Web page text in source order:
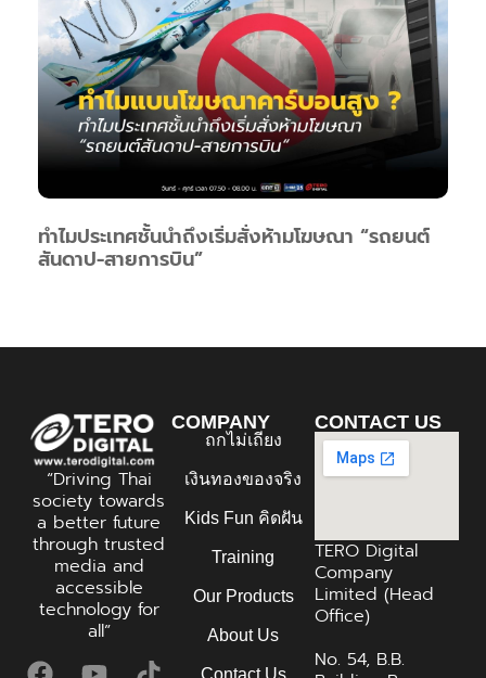
ทำไมประเทศชั้นนำถึงเริ่มสั่งห้ามโฆษณา “รถยนต์
สันดาป-สายการบิน”
“Driving Thai
society towards
a better future
through trusted
media and
accessible
technology for
all”
COMPANY
ถกไม่เถียง
เงินทองของจริง
Kids Fun คิดฝัน
Training
Our Products
About Us
Contact Us
CONTACT US
TERO Digital
Company
Limited (Head
Office)
No. 54, B.B.